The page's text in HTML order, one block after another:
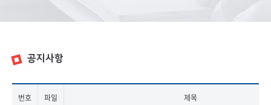
공지사항
번호 파일 제목